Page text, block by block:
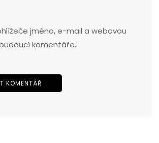
jméno, e-mail a webovou
komentáře.